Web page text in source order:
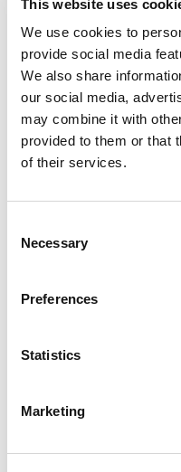
This website uses
We use cookies to
provide social media
We also share
our social media,
may combine it with
provided to them or that
of their services.
Selection
Necessary
Preferences
Statistics
Marketing
A18421
Toyota Yaris cross